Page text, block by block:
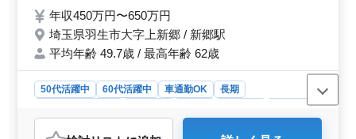
年収450万円〜650万円
埼玉県羽生市大字上新郷 / 新郷駅
平均年齢 49.7歳 / 最高年齢 62歳
50代活躍中 60代活躍中 車通勤OK
長期
派遣社員